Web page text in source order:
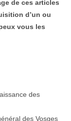
de ces articles
d’un ou
vous les
des
des Vosges